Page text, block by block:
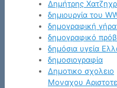
Δημήτρης
δημιουργία του
δημογραφική
δημογραφικό
δημόσια υγεία
δημοσιογραφία
Δημοτικο σχολειο
Μοναχου